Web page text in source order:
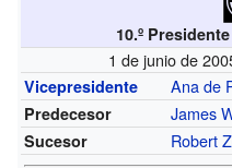
10.º
1 de junio de
Vicepresidente Ana de
Predecesor James
Sucesor Robert